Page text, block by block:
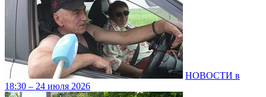
НОВОСТИ в
18:30 – 24 июля 2026